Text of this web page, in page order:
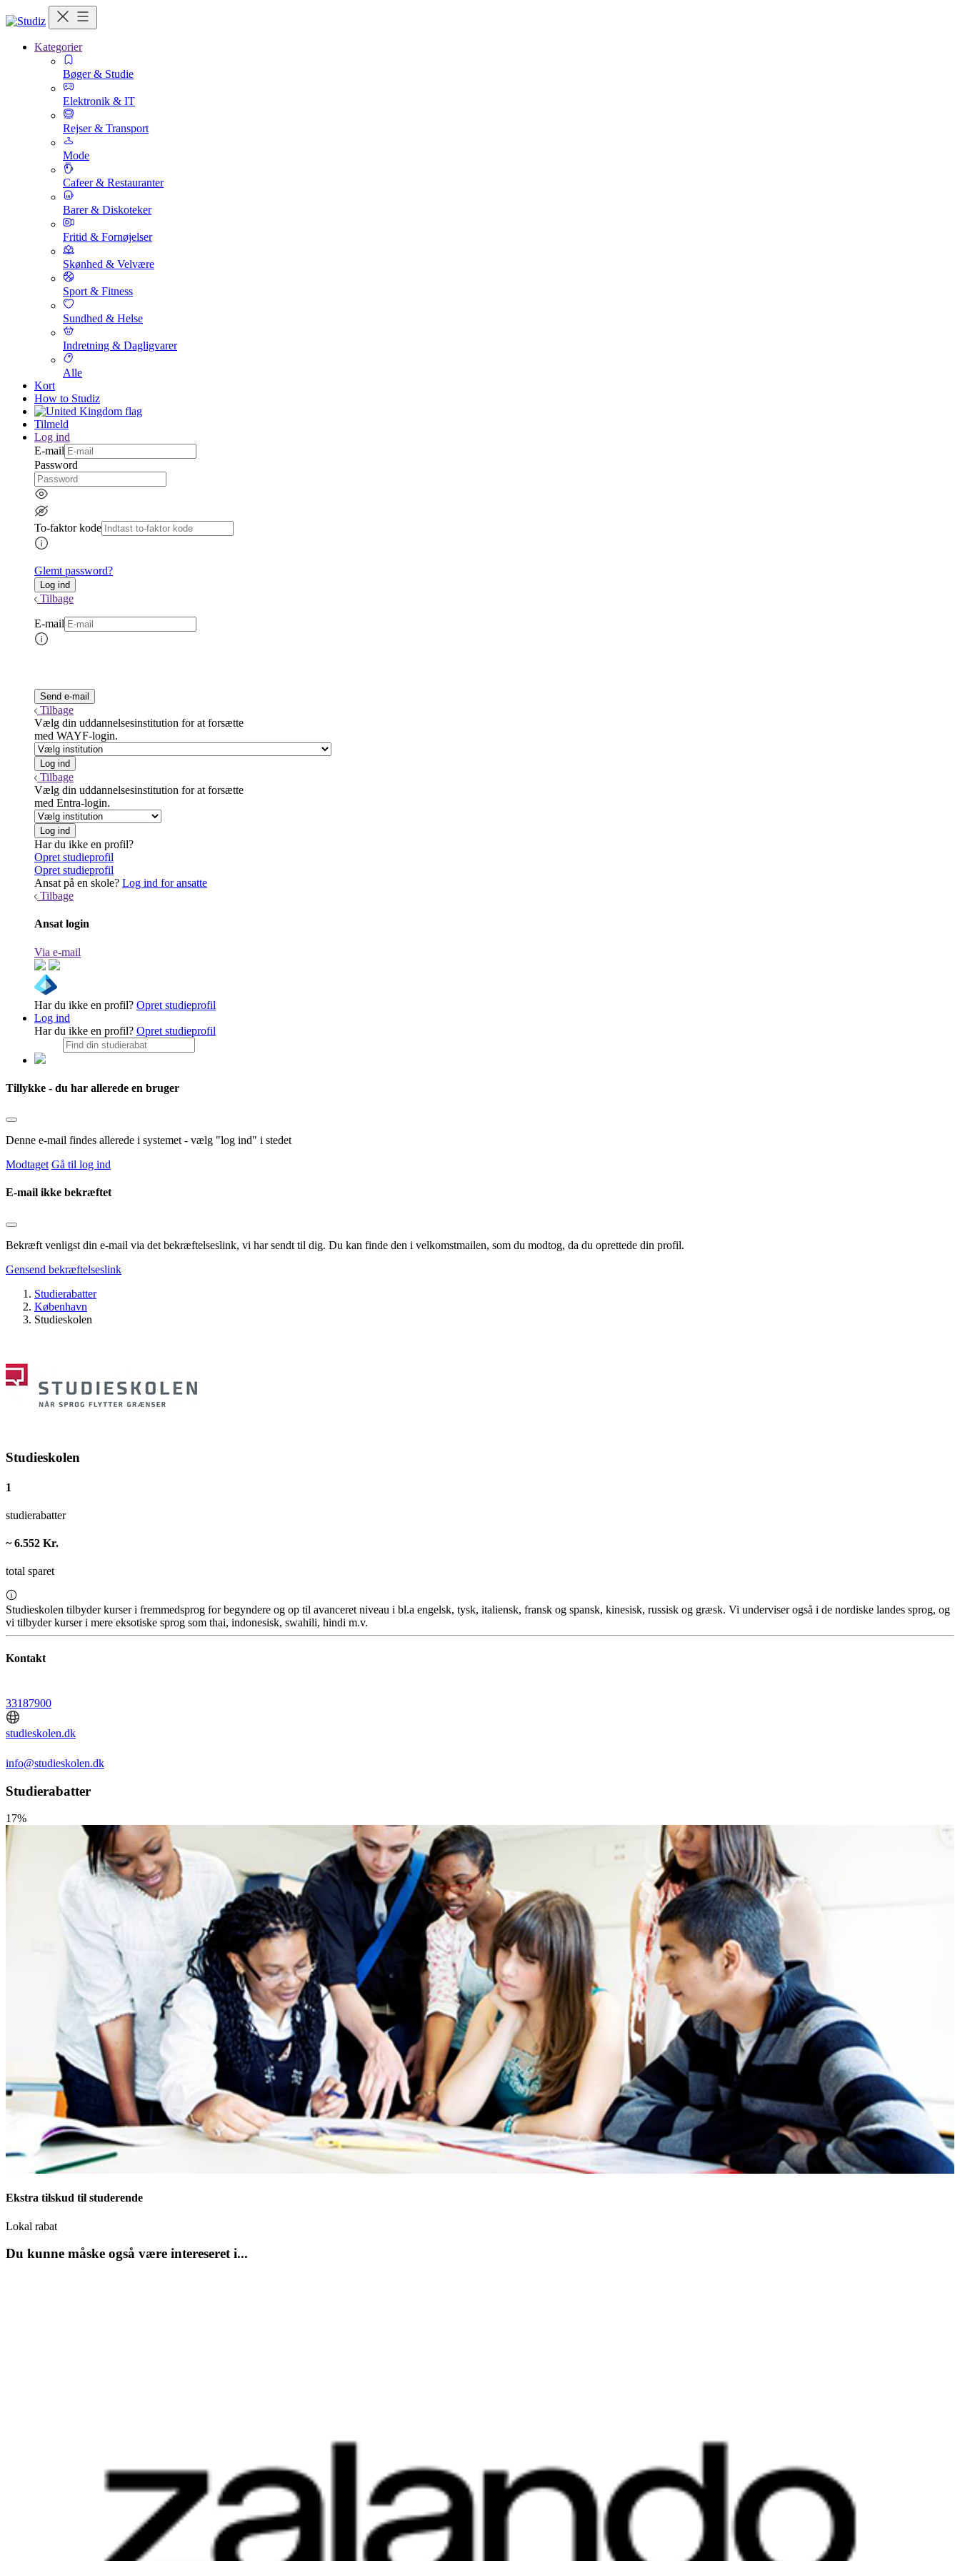
Kategorier
Bøger & Studie
Elektronik & IT
Rejser & Transport
Mode
Cafeer & Restauranter
Barer & Diskoteker
Fritid & Fornøjelser
Skønhed & Velvære
Sport & Fitness
Sundhed & Helse
Indretning & Dagligvarer
Alle
Kort
How to Studiz
Tilmeld
Log ind
E-mail
Password
To-faktor kode
Glemt password?
Tilbage
E-mail
Tilbage
Vælg din uddannelsesinstitution for at forsætte
med WAYF-login.
Tilbage
Vælg din uddannelsesinstitution for at forsætte
med Entra-login.
Har du ikke en profil?
Opret studieprofil
Opret studieprofil
Ansat på en skole? Log ind for ansatte
Tilbage
Ansat login
Via e-mail
Har du ikke en profil? Opret studieprofil
Log ind
Har du ikke en profil? Opret studieprofil
Tillykke - du har allerede en bruger
Denne e-mail findes allerede i systemet - vælg "log ind" i stedet
Modtaget Gå til log ind
E-mail ikke bekræftet
Bekræft venligst din e-mail via det bekræftelseslink, vi har sendt til dig. Du kan finde den i velkomstmailen, som du modtog, da du oprettede din profil.
Gensend bekræftelseslink
Studierabatter
København
Studieskolen
Studieskolen
1
studierabatter
~ 6.552 Kr.
total sparet
Studieskolen tilbyder kurser i fremmedsprog for begyndere og op til avanceret niveau i bl.a engelsk, tysk, italiensk, fransk og spansk, kinesisk, russisk og græsk. Vi underviser også i de nordiske landes sprog, og
vi tilbyder kurser i mere eksotiske sprog som thai, indonesisk, swahili, hindi m.v.
Kontakt
33187900
studieskolen.dk
info@studieskolen.dk
Studierabatter
17%
Ekstra tilskud til studerende
Lokal rabat
Du kunne måske også være intereseret i...